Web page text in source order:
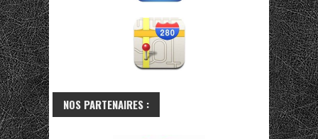
NOS PARTENAIRES :